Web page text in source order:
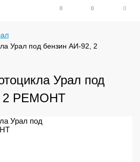
0
0 0
Урал под бензин АИ-92, 2
Урал под
2 РЕМОНТ